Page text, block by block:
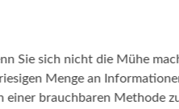
„Wenn Sie sich nicht die
der riesigen Menge an
nach einer brauchbaren